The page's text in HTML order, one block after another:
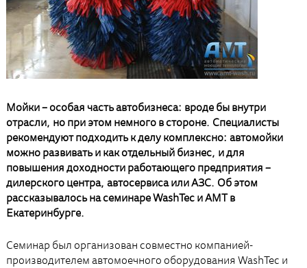
Мойки – особая часть автобизнеса: вроде бы внутри
отрасли, но при этом немного в стороне. Специалисты
рекомендуют подходить к делу комплексно: автомойки
можно развивать и как отдельный бизнес, и для
повышения доходности работающего предприятия –
дилерского центра, автосервиса или АЗС. Об этом
рассказывалось на семинаре WashTec и АМТ в
Екатеринбурге.
Семинар был организован совместно компанией-
производителем автомоечного оборудования WashTec и